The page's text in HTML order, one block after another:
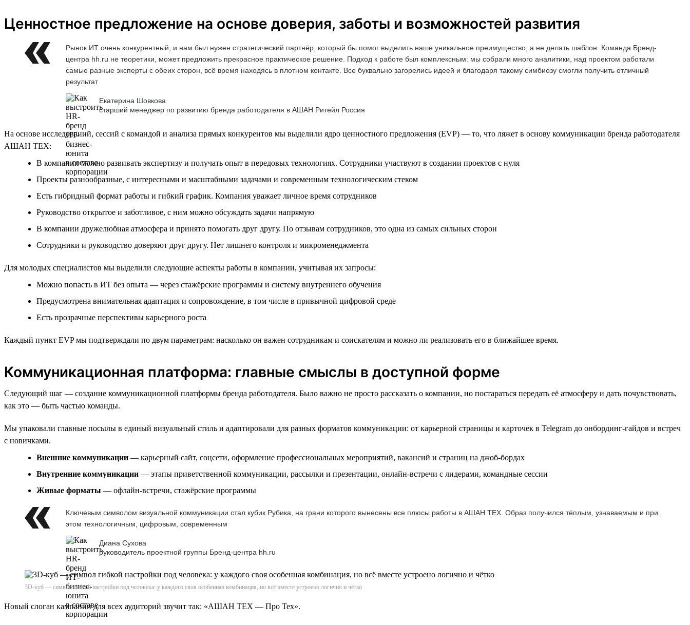
Ценностное предложение на основе доверия, заботы и возможностей развития
Рынок ИТ очень конкурентный, и нам был нужен стратегический партнёр, который бы помог выделить наше уникальное преимущество, а не делать шаблон. Команда Бренд-
центра hh.ru не теоретики, может предложить прекрасное практическое решение. Подход к работе был комплексным: мы собрали много аналитики, над проектом работали
самые разные эксперты с обеих сторон, всё время находясь в плотном контакте. Все буквально загорелись идеей и благодаря такому симбиозу смогли получить отличный
результат
Екатерина Шовкова
старший менеджер по развитию бренда работодателя в АШАН Ритейл Россия
На основе исследований, сессий с командой и анализа прямых конкурентов мы выделили ядро ценностного предложения (EVP) — то, что ляжет в основу коммуникации бренда работодателя
АШАН ТЕХ:
В компании можно развивать экспертизу и получать опыт в передовых технологиях. Сотрудники участвуют в создании проектов с нуля
Проекты разнообразные, с интересными и масштабными задачами и современным технологическим стеком
Есть гибридный формат работы и гибкий график. Компания уважает личное время сотрудников
Руководство открытое и заботливое, с ним можно обсуждать задачи напрямую
В компании дружелюбная атмосфера и принято помогать друг другу. По отзывам сотрудников, это одна из самых сильных сторон
Сотрудники и руководство доверяют друг другу. Нет лишнего контроля и микроменеджмента
Для молодых специалистов мы выделили следующие аспекты работы в компании, учитывая их запросы:
Можно попасть в ИТ без опыта — через стажёрские программы и систему внутреннего обучения
Предусмотрена внимательная адаптация и сопровождение, в том числе в привычной цифровой среде
Есть прозрачные перспективы карьерного роста
Каждый пункт EVP мы подтверждали по двум параметрам: насколько он важен сотрудникам и соискателям и можно ли реализовать его в ближайшее время.
Коммуникационная платформа: главные смыслы в доступной форме
Следующий шаг — создание коммуникационной платформы бренда работодателя. Было важно не просто рассказать о компании, но постараться передать её атмосферу и дать почувствовать,
как это — быть частью команды.
Мы упаковали главные посылы в единый визуальный стиль и адаптировали для разных форматов коммуникации: от карьерной страницы и карточек в Telegram до онбординг-гайдов и встреч
с новичками.
Внешние коммуникации — карьерный сайт, соцсети, оформление профессиональных мероприятий, вакансий и страниц на джоб-бордах
Внутренние коммуникации — этапы приветственной коммуникации, рассылки и презентации, онлайн-встречи с лидерами, командные сессии
Живые форматы — офлайн-встречи, стажёрские программы
Ключевым символом визуальной коммуникации стал кубик Рубика, на грани которого вынесены все плюсы работы в АШАН ТЕХ. Образ получился тёплым, узнаваемым и при
этом технологичным, цифровым, современным
Диана Сухова
руководитель проектной группы Бренд-центра hh.ru
3D-куб — символ гибкой настройки под человека: у каждого своя особенная комбинация, но всё вместе устроено логично и чётко
Новый слоган кампании для всех аудиторий звучит так: «АШАН ТЕХ — Про Тех».